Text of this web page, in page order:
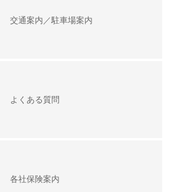
交通案内／駐車場案内
よくある質問
各社保険案内